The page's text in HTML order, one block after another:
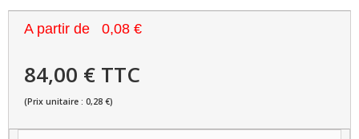
A partir de 0,08 €
84,00 € TTC
(Prix unitaire : 0,28 €)